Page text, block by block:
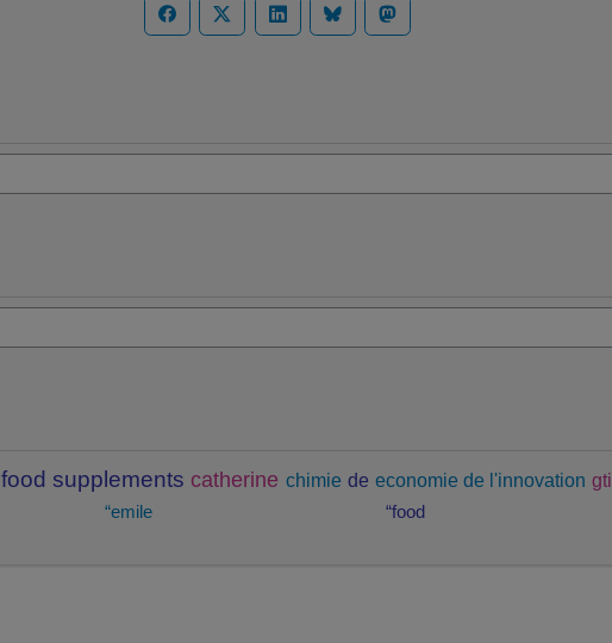
food supplements catherine chimie de economie de l'innovation gti
“emile “food